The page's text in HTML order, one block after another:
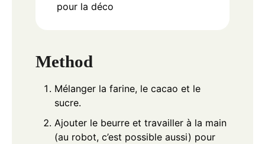
pour la déco
Method
Mélanger la farine, le cacao et le
sucre.
Ajouter le beurre et travailler à la main
(au robot, c’est possible aussi) pour